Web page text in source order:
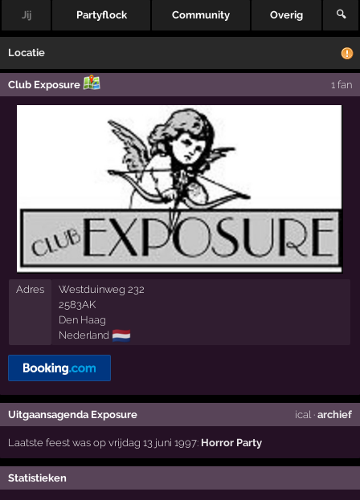
Jij Partyflock Community Overig 🔍
Locatie
Club Exposure 1 fan
Adres
Westduinweg 232
2583AK
Den Haag
Nederland 🇳🇱
Uitgaansagenda Exposure ical· archief
Laatste feest was op vrijdag 13 juni 1997: Horror Party
Statistieken